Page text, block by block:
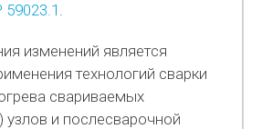
.
изменений является
технологий сварки
свариваемых
узлов и послесварочной